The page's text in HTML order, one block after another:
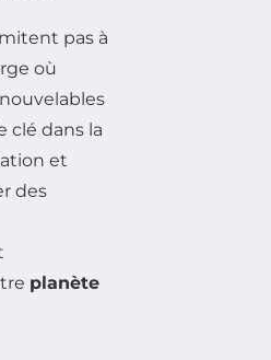
pas à
où
clé dans la
et
des
planète